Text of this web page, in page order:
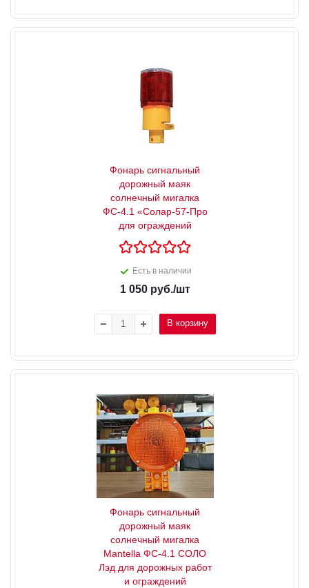
Фонарь сигнальный
дорожный маяк
солнечный мигалка
ФС-4.1 «Солар-57-Про
для ограждений
Есть в наличии
1 050руб./шт
В корзину
Фонарь сигнальный
дорожный маяк
солнечный мигалка
Mantella ФС-4.1 СОЛО
Лэд для дорожных работ
и ограждений